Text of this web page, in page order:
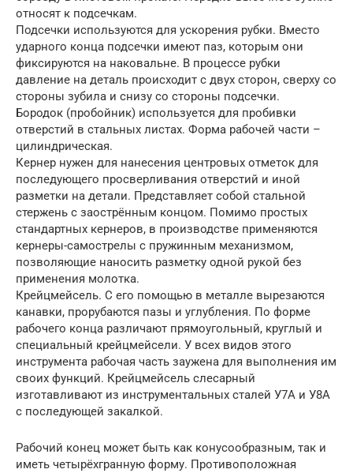
относят к подсечкам.
Подсечки используются для ускорения рубки. Вместо
ударного конца подсечки имеют паз, которым они
фиксируются на наковальне. В процессе рубки
давление на деталь происходит с двух сторон, сверху со
стороны зубила и снизу со стороны подсечки.
Бородок (пробойник) используется для пробивки
отверстий в стальных листах. Форма рабочей части –
цилиндрическая.
Кернер нужен для нанесения центровых отметок для
последующего просверливания отверстий и иной
разметки на детали. Представляет собой стальной
стержень с заострённым концом. Помимо простых
стандартных кернеров, в производстве применяются
кернеры-самострелы с пружинным механизмом,
позволяющие наносить разметку одной рукой без
применения молотка.
Крейцмейсель. С его помощью в металле вырезаются
канавки, прорубаются пазы и углубления. По форме
рабочего конца различают прямоугольный, круглый и
специальный крейцмейсели. У всех видов этого
инструмента рабочая часть заужена для выполнения им
своих функций. Крейцмейсель слесарный
изготавливают из инструментальных сталей У7А и У8А
с последующей закалкой.
Рабочий конец может быть как конусообразным, так и
иметь четырёхгранную форму. Противоположная